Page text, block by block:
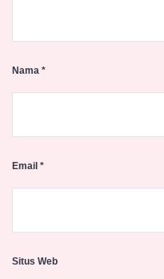
Nama *
Email *
Situs Web